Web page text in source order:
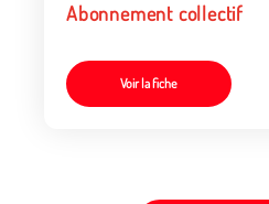
Abonnement collectif
Voir la fiche